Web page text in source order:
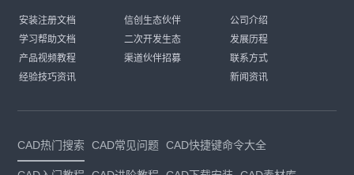
安装注册文档
学习帮助文档
产品视频教程
经验技巧资讯
信创生态伙伴
二次开发生态
渠道伙伴招募
公司介绍
发展历程
联系方式
新闻资讯
CAD热门搜索 CAD常见问题 CAD快捷键命令大全